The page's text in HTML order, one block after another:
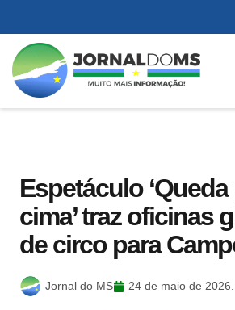
Espetáculo ‘Queda
cima’ traz oficinas
de circo para
Jornal do MS 24 de maio de 2026.